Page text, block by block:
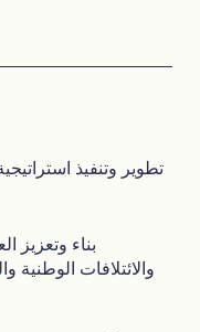
تطوير وتنفيذ
بناء وتعزيز
والائتلافات